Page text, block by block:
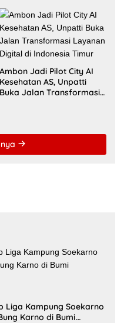
Ambon Jadi Pilot City AI
Kesehatan AS, Unpatti
Buka Jalan Transformasi
Liga Kampung Soekarno
Karno di Bumi